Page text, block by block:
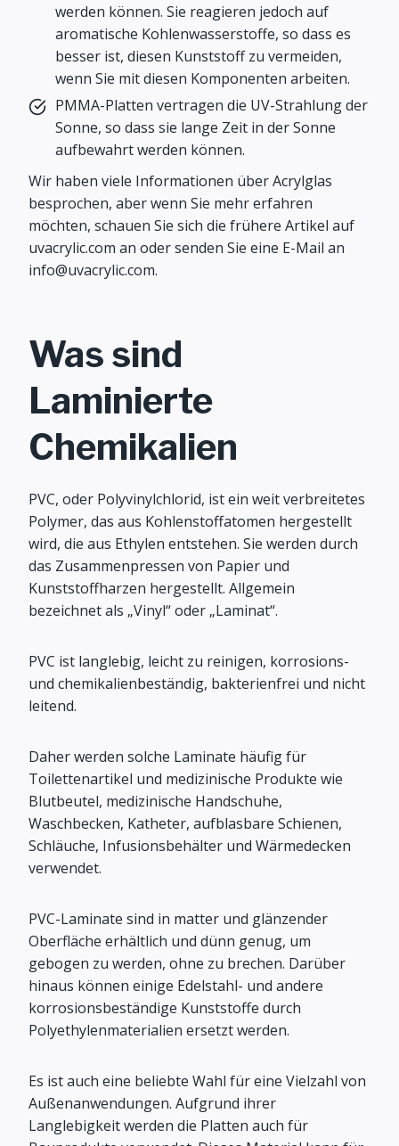
werden können. Sie reagieren jedoch auf
aromatische Kohlenwasserstoffe, so dass es
besser ist, diesen Kunststoff zu vermeiden,
wenn Sie mit diesen Komponenten arbeiten.
PMMA-Platten vertragen die UV-Strahlung der
Sonne, so dass sie lange Zeit in der Sonne
aufbewahrt werden können.
Wir haben viele Informationen über Acrylglas
besprochen, aber wenn Sie mehr erfahren
möchten, schauen Sie sich die frühere Artikel auf
uvacrylic.com an oder senden Sie eine E-Mail an
info@uvacrylic.com.
Was sind
Laminierte
Chemikalien
PVC, oder Polyvinylchlorid, ist ein weit verbreitetes
Polymer, das aus Kohlenstoffatomen hergestellt
wird, die aus Ethylen entstehen. Sie werden durch
das Zusammenpressen von Papier und
Kunststoffharzen hergestellt. Allgemein
bezeichnet als „Vinyl“ oder „Laminat“.
PVC ist langlebig, leicht zu reinigen, korrosions-
und chemikalienbeständig, bakterienfrei und nicht
leitend.
Daher werden solche Laminate häufig für
Toilettenartikel und medizinische Produkte wie
Blutbeutel, medizinische Handschuhe,
Waschbecken, Katheter, aufblasbare Schienen,
Schläuche, Infusionsbehälter und Wärmedecken
verwendet.
PVC-Laminate sind in matter und glänzender
Oberfläche erhältlich und dünn genug, um
gebogen zu werden, ohne zu brechen. Darüber
hinaus können einige Edelstahl- und andere
korrosionsbeständige Kunststoffe durch
Polyethylenmaterialien ersetzt werden.
Es ist auch eine beliebte Wahl für eine Vielzahl von
Außenanwendungen. Aufgrund ihrer
Langlebigkeit werden die Platten auch für